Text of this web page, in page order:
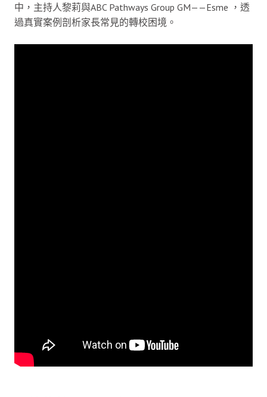
中，主持人黎莉與ABC Pathways Group GM——Esme ，透
過真實案例剖析家長常見的轉校困境。